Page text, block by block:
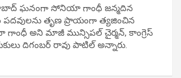
ఘ‌నంగా సోనియా గాంధీ జ‌న్మ‌దిన
ప‌ద‌వుల‌ను తృణ ప్రాయంగా త్య‌జించిన
అని మాజీ మున్సిప‌ల్ చైర్మ‌న్, కాంగ్రెస్
దిగంబ‌ర్ రావు పాటిల్ అన్నారు.